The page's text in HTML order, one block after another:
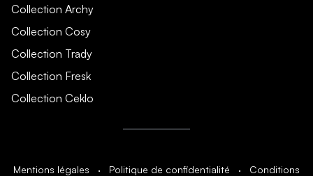
Collection Archy
Collection Cosy
Collection Trady
Collection Fresk
Collection Ceklo
Mentions légales · Politique de confidentialité ·
Conditions